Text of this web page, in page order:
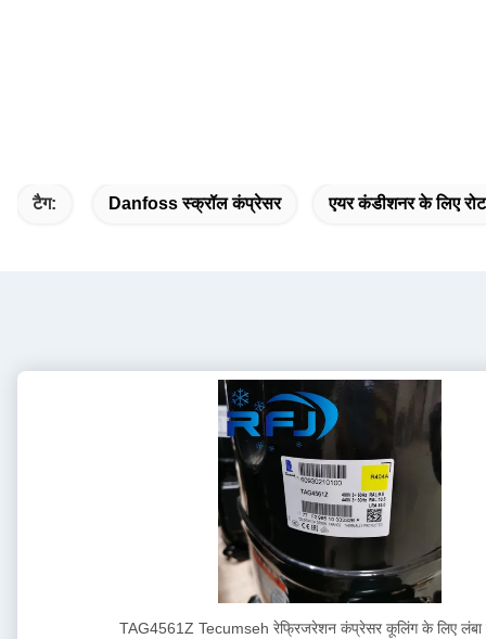
टैग: Danfoss स्क्रॉल कंप्रेसर एयर कंडीशनर के लिए
TAG4561Z Tecumseh रेफ्रिजरेशन कंप्रेसर कूलिंग के लिए लंबा